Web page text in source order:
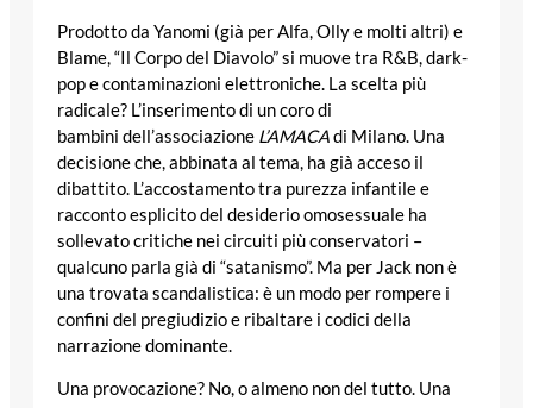
Prodotto da Yanomi (già per Alfa, Olly e molti altri) e
Blame, “Il Corpo del Diavolo” si muove tra R&B, dark-
pop e contaminazioni elettroniche. La scelta più
radicale? L’inserimento di un coro di
bambini dell’associazione L’AMACAdi Milano. Una
decisione che, abbinata al tema, ha già acceso il
dibattito. L’accostamento tra purezza infantile e
racconto esplicito del desiderio omosessuale ha
sollevato critiche nei circuiti più conservatori –
qualcuno parla già di “satanismo”. Ma per Jack non è
una trovata scandalistica: è un modo per rompere i
confini del pregiudizio e ribaltare i codici della
narrazione dominante.
Una provocazione? No, o almeno non del tutto. Una